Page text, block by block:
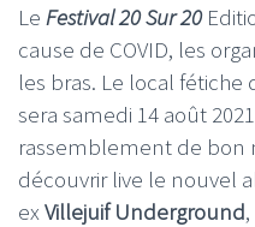
Le Festival 20 Sur 20
cause de COVID, les
les bras. Le local fétiche
sera samedi 14 août
rassemblement de bon
découvrir live le nouvel
exVillejuif Underground